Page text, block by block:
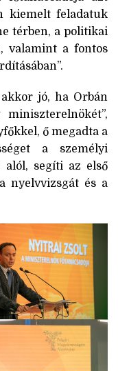
kiemelt feladatuk
térben, a politikai
valamint a fontos
jó, ha Orbán
ő megadta a
a személyi
alól, segíti az első
nyelvvizsgát és a